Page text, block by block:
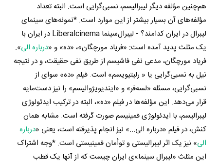
هم‌چنین مؤلفه‌ دیگر لیبرالیسم، نسبی‌گرایی است. البته تعداد
مؤلفه‌های آن بسیار بیشتر از این موارد است. *نمونه‌های سینمای
لیبرال در ایران کدامند؟ - لیبرال‌سینما Liberalcinema در ایران با
یک مثلث پدید آمده است: «فریاد مورچگان»، «ده» و «درباره الی».
فریاد مورچگان، مدعی نفی فاشیسم از طریق نفی حقیقت، و در نتیجه
نیل به نسبی‌گرایی یا « رلیتیویسم» است. فیلم «ده» سوای از
نسبی‌گرایی، مسئله «لسه‌فر» و «ایندیویژوالیسم» را نیز دست‌مایه
قرار می‌دهد. این مؤلفه‌ها در فیلم «ده»، البته در ترکیب ایدئولوژی
لیبرالیسم، با ایدئولوژی فمینیسم صورت گرفته است. مشابه همان
کنش، در فیلم «درباره الی...» نیز انجام پذیرفته است، یعنی «درباره
الی» نیز یک اثر لیبرالیستی و توأمان فمینیستی است. *وجه اشتراک
این مثلث «لیبرال سینما»ی ایران چیست که از آنها یک قطب